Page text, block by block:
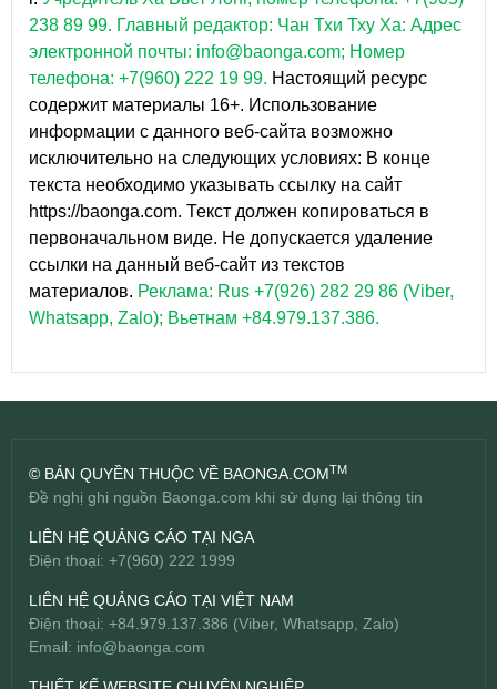
238 89 99. Главный редактор: Чан Тхи Тху Ха: Адрес
электронной почты: info@baonga.com; Номер
телефона: +7(960) 222 19 99. Настоящий ресурс
содержит материалы 16+. Использование
информации с данного веб-сайта возможно
исключительно на следующих условиях: В конце
текста необходимо указывать ссылку на сайт
https://baonga.com. Текст должен копироваться в
первоначальном виде. Не допускается удаление
ссылки на данный веб-сайт из текстов
материалов. Реклама: Rus +7(926) 282 29 86 (Viber,
Whatsapp, Zalo); Вьетнам +84.979.137.386.
© BẢN QUYỀN THUỘC VỀ BAONGA.COMTM
Đề nghị ghi nguồn Baonga.com khi sử dụng lại thông tin
LIÊN HỆ QUẢNG CÁO TẠI NGA
Điện thoại: +7(960) 222 1999
LIÊN HỆ QUẢNG CÁO TẠI VIỆT NAM
Điện thoại: +84.979.137.386 (Viber, Whatsapp, Zalo)
Email: info@baonga.com